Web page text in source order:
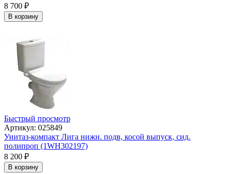
8 700 ₽
В корзину
Быстрый просмотр
Артикул: 025849
Унитаз-компакт Лига нижн. подв, косой выпуск, сид.
полипроп (1WH302197)
8 200 ₽
В корзину